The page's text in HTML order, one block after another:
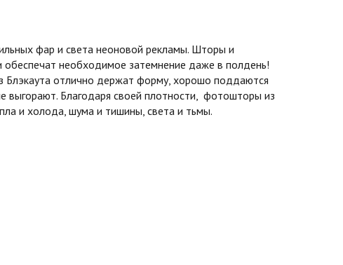
фар и света неоновой рекламы. Шторы и
необходимое затемнение даже в полдень!
Блэкаута отлично держат форму, хорошо поддаются
выгорают. Благодаря своей плотности, фотошторы из
и холода, шума и тишины, света и тьмы.